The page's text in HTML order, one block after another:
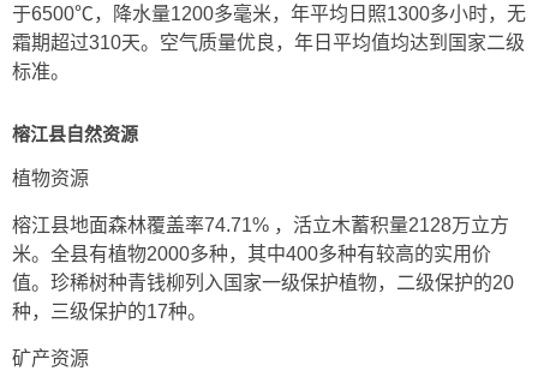
于6500℃，降水量1200多毫米，年平均日照1300多小时，无
霜期超过310天。空气质量优良，年日平均值均达到国家二级
标准。
榕江县自然资源
植物资源
榕江县地面森林覆盖率74.71% ，活立木蓄积量2128万立方
米。全县有植物2000多种，其中400多种有较高的实用价
值。珍稀树种青钱柳列入国家一级保护植物，二级保护的20
种，三级保护的17种。
矿产资源